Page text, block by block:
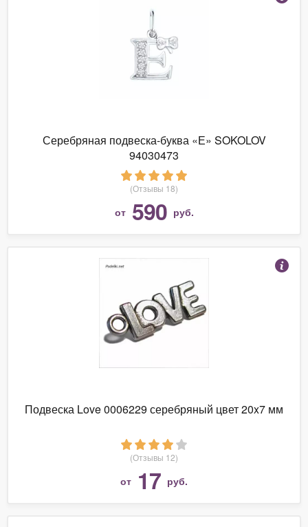
Серебряная подвеска-буква «Е» SOKOLOV
94030473
(Отзывы 18)
от 590 руб.
Подвеска Love 0006229 серебряный цвет 20x7 мм
(Отзывы 12)
от 17 руб.